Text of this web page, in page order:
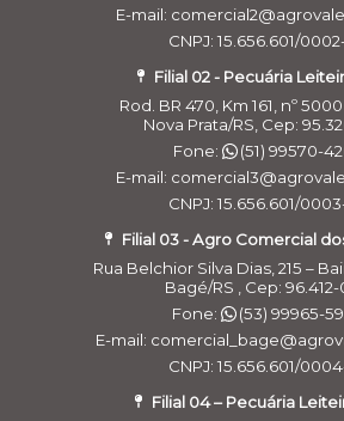
E-mail:
CNPJ: 15.656.601/
Filial 02 - Pecuária
Rod. BR 470, Km 161, nº
Nova Prata/RS, Cep:
Fone:
(51) 99570-
E-mail:
CNPJ: 15.656.601/
Filial 03 - Agro Comercial
Rua Belchior Silva Dias, 215 –
Bagé/RS , Cep:
Fone:
(53) 99965-
E-mail:
CNPJ: 15.656.601/
Filial 04 – Pecuária